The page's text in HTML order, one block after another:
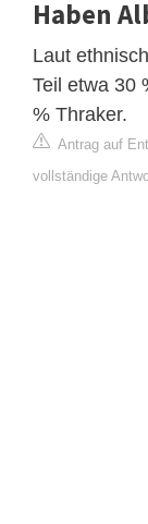
Haben
Laut
Teil etwa 30
% Thraker.
Antrag auf
vollständige